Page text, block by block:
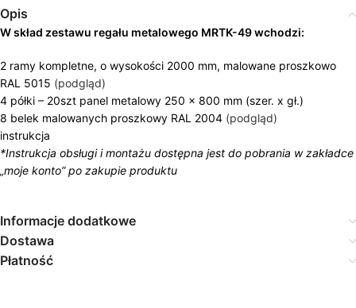
Opis
W skład zestawu regału metalowego MRTK-49 wchodzi:
2 ramy kompletne, o wysokości 2000 mm, malowane proszkowo
RAL 5015 (podgląd)
4 półki – 20szt panel metalowy 250 x 800 mm (szer. x gł.)
8 belek malowanych proszkowy RAL 2004 (podgląd)
instrukcja
*Instrukcja obsługi i montażu dostępna jest do pobrania w zakładce
„moje konto” po zakupie produktu
Informacje dodatkowe
Dostawa
Płatność